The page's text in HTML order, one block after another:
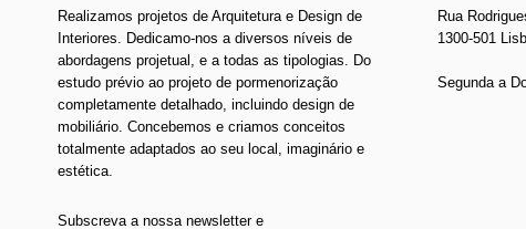
Realizamos projetos de Arquitetura e Design de
Interiores. Dedicamo-nos a diversos níveis de
abordagens projetual, e a todas as tipologias. Do
estudo prévio ao projeto de pormenorização
completamente detalhado, incluindo design de
mobiliário. Concebemos e criamos conceitos
totalmente adaptados ao seu local, imaginário e
estética.
Rua
1300-501
Segunda a
Subscreva a nossa newsletter e